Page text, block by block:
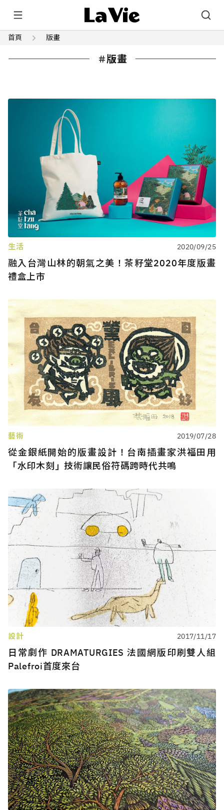
首頁 版畫
版畫
生活 2020/09/25
融入台灣山林的朝氣之美！茶籽堂2020年度版畫
禮盒上市
藝術 2019/07/28
從金銀紙開始的版畫設計！台南插畫家洪福田用
「水印木刻」技術讓民俗符碼跨時代共鳴
設計 2017/11/17
日常劇作 DRAMATURGIES 法國網版印刷雙人組
Palefroi首度來台